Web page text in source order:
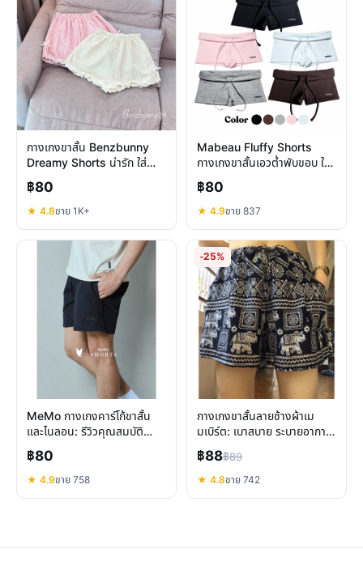
กางเกงขาสั้น Benzbunny
Dreamy Shorts น่ารัก ใส่
สบาย พร้อมรับซัมเมอร์
฿80
★ 4.8ขาย 1K+
Mabeau Fluffy Shorts
กางเกงขาสั้นเอวต่ำพับขอบ ใส่
สบาย ปรับลุคได้หลากหลาย
฿80
★ 4.9ขาย 837
MeMo กางเกงคาร์โก้ขาสั้น
และไนลอน: รีวิวคุณสมบัติ
ความสบาย สไตล์ที่ลงตัว
฿80
★ 4.9ขาย 758
-25%
กางเกงขาสั้นลายช้างผ้าเม
มเบิร์ต: เบาสบาย ระบายอากาศ
ดี เหมาะกับทุกวัน
฿88฿89
★ 4.8ขาย 742